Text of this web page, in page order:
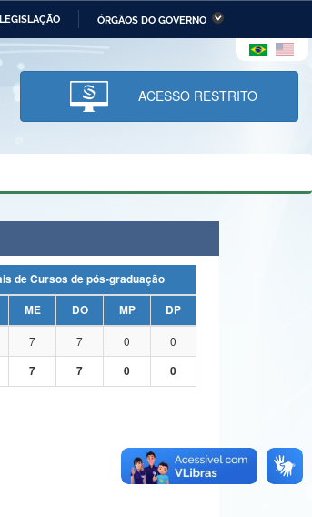
LEGISLAÇÃO ÓRGÃOS DO GOVERNO
Ministério da Infraestrutura
Ministério da Ciência,
Tecnologia, Inovações e
Comunicações
ACESSO RESTRITO
de Cursos de pós-graduação
ME DO MP
DP
7 7 0
0
7 7 0 0